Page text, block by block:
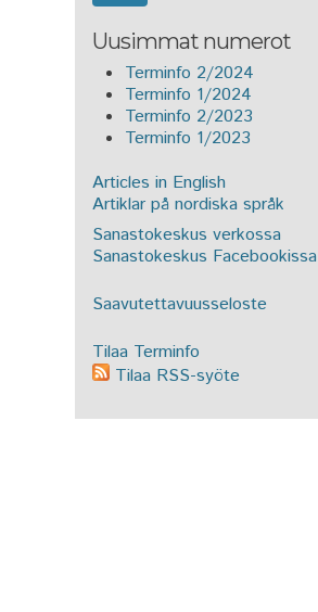
Uusimmat numerot
Terminfo 2/2024
Terminfo 1/2024
Terminfo 2/2023
Terminfo 1/2023
Articles in English
Artiklar på nordiska språk
Sanastokeskus verkossa
Sanastokeskus Facebookissa
Saavutettavuusseloste
Tilaa Terminfo
Tilaa RSS-syöte